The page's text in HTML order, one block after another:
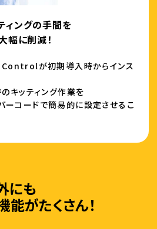
ィングの手間を
幅に削減！
が初期導入時からインス
キッティング作業を
コードで簡易的に設定させるこ
にも
能がたくさん！